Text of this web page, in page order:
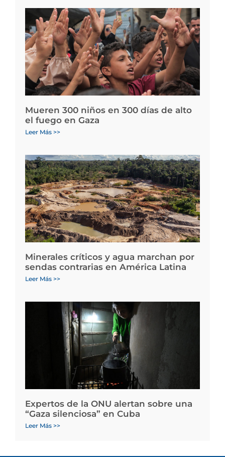
Mueren 300 niños en 300 días de alto
el fuego en Gaza
Leer Más >>
Minerales críticos y agua marchan por
sendas contrarias en América Latina
Leer Más >>
Expertos de la ONU alertan sobre una
“Gaza silenciosa” en Cuba
Leer Más >>